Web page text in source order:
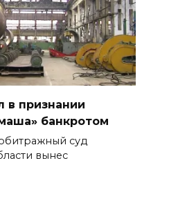
в признании
банкротом
суд
вынес